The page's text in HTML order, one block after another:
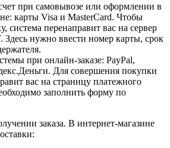
при самовывозе или оформлении в
карты Visa и MasterCard. Чтобы
система перенаправит вас на сервер
Здесь нужно ввести номер карты, срок
при онлайн-заказе: PayPal,
Для совершения покупки
вас на страницу платежного
заполнить форму по
заказа. В интернет-магазине